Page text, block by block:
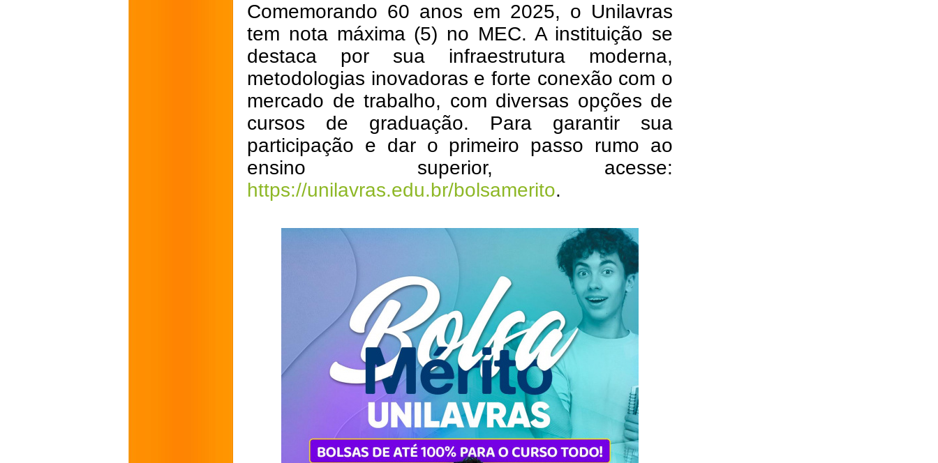
Comemorando 60 anos em 2025, o Unilavras
tem nota máxima (5) no MEC. A instituição se
destaca por sua infraestrutura moderna,
metodologias inovadoras e forte conexão com o
mercado de trabalho, com diversas opções de
cursos de graduação. Para garantir sua
participação e dar o primeiro passo rumo ao
ensino superior, acesse:
https://unilavras.edu.br/bolsamerito.